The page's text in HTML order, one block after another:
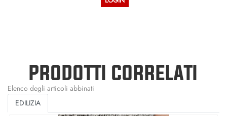
PRODOTTI CORRELATI
Elenco degli articoli abbinati
EDILIZIA